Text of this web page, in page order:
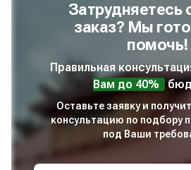
Затрудняетесь
заказ? Мы
помочь!
Правильная
Вам до 40%
Оставьте заявку и
консультацию по подбору
под Ваши